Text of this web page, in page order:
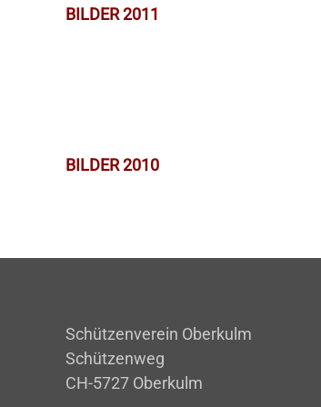
BILDER 2011
BILDER 2010
Schützenverein Oberkulm
Schützenweg
CH-5727 Oberkulm